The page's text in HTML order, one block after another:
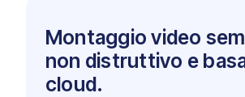
Montaggio video
non distruttivo e
cloud.